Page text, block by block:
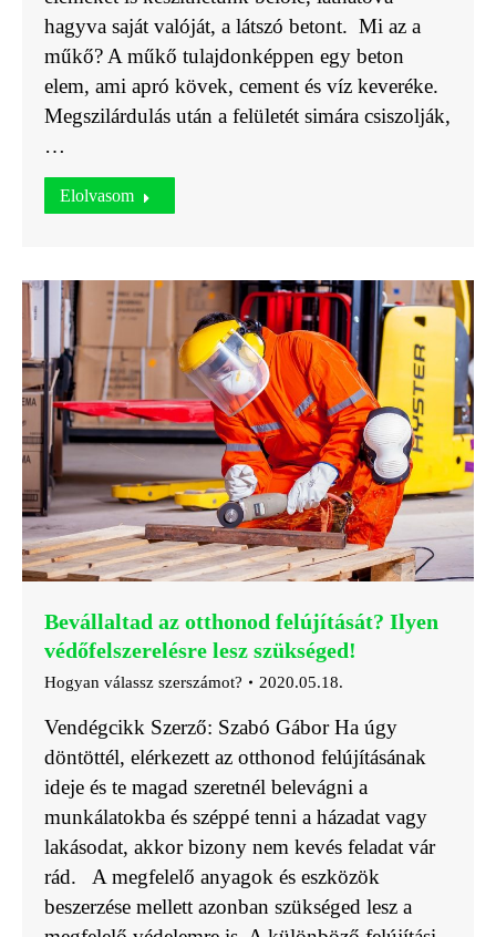
hagyva saját valóját, a látszó betont. Mi az a
műkő? A műkő tulajdonképpen egy beton
elem, ami apró kövek, cement és víz keveréke.
Megszilárdulás után a felületét simára csiszolják,
…
Elolvasom
Bevállaltad az otthonod felújítását? Ilyen
védőfelszerelésre lesz szükséged!
Hogyan válassz szerszámot? 2020.05.18.
Vendégcikk Szerző: Szabó Gábor Ha úgy
döntöttél, elérkezett az otthonod felújításának
ideje és te magad szeretnél belevágni a
munkálatokba és széppé tenni a házadat vagy
lakásodat, akkor bizony nem kevés feladat vár
rád. A megfelelő anyagok és eszközök
beszerzése mellett azonban szükséged lesz a